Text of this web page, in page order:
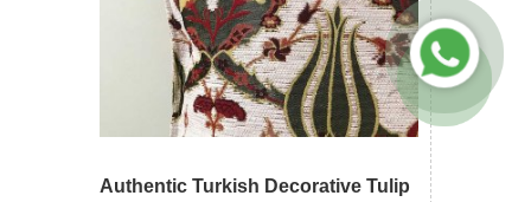
Authentic Turkish Decorative Tulip